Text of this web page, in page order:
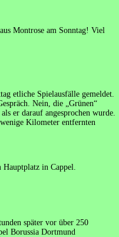
Montrose am Sonntag! Viel
etliche Spielausfälle gemeldet.
Nein, die „Grünen“
er darauf angesprochen wurde.
Kilometer entfernten
Hauptplatz in Cappel.
später vor über 250
Borussia Dortmund